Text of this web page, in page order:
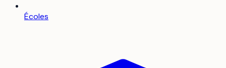
Écoles